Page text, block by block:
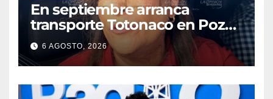
En septiembre arranca
transporte Totonaco en Poza
Rica
6 AGOSTO, 2026